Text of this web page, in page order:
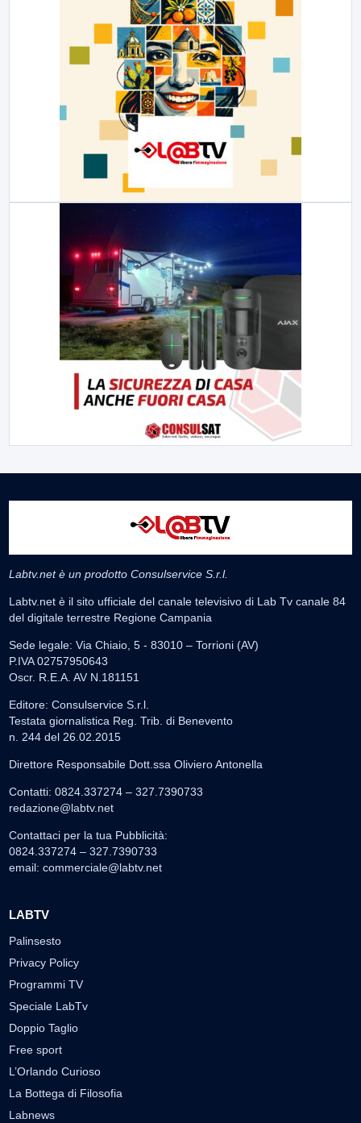
Labtv.net è un prodotto Consulservice S.r.l.
Labtv.net è il sito ufficiale del canale televisivo di Lab Tv canale 84
del digitale terrestre Regione Campania
Sede legale: Via Chiaio, 5 - 83010 – Torrioni (AV)
P.IVA 02757950643
Oscr. R.E.A. AV N.181151
Editore: Consulservice S.r.l.
Testata giornalistica Reg. Trib. di Benevento
n. 244 del 26.02.2015
Direttore Responsabile Dott.ssa Oliviero Antonella
Contatti: 0824.337274 – 327.7390733
redazione@labtv.net
Contattaci per la tua Pubblicità:
0824.337274 – 327.7390733
email: commerciale@labtv.net
LABTV
Palinsesto
Privacy Policy
Programmi TV
Speciale LabTv
Doppio Taglio
Free sport
L’Orlando Curioso
La Bottega di Filosofia
Labnews